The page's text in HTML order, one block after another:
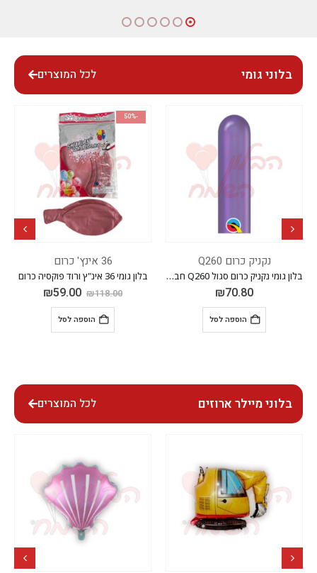
בלוני גומי לכל המוצרים
נקניק כרום Q260
בלון גומי נקניק כרום סגול Q260 חבילה של 100 יח'
₪70.80
הוספה לסל
-50%
36 אינץ' כרום
בלון גומי 36 אינ"ץ ורוד פוקסיה כרום
₪118.00
₪59.00
הוספה לסל
בלוני מיילר ארוזים לכל המוצרים